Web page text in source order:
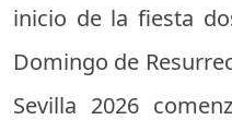
inicio de la fiesta
Domingo de
Sevilla 2026